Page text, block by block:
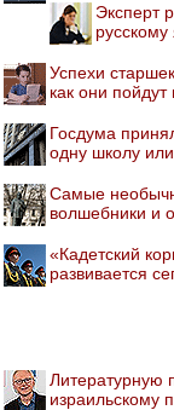
Эксперт
русскому
Успехи
как они пойдут
Госдума
одну школу
Самые
волшебники и
«Кадетский
развивается
Литературную
израильскому